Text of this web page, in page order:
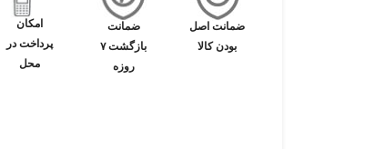
ضمانت اصل
بودن کالا
ضمانت
بازگشت ۷
روزه
امکان
پرداخت در
محل